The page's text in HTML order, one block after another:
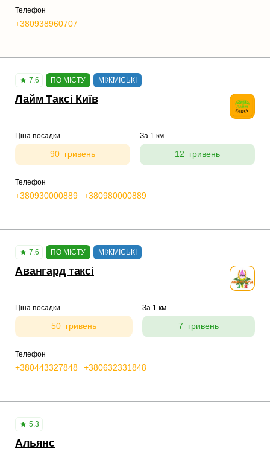
Телефон
+380938960707
7.6 ПО МІСТУ МІЖМІСЬКІ
Лайм Таксі Київ
Ціна посадки
90 гривень
За 1 км
12 гривень
Телефон
+380930000889 +380980000889
7.6 ПО МІСТУ МІЖМІСЬКІ
Авангард таксі
Ціна посадки
50 гривень
За 1 км
7 гривень
Телефон
+380443327848 +380632331848
5.3
Альянс